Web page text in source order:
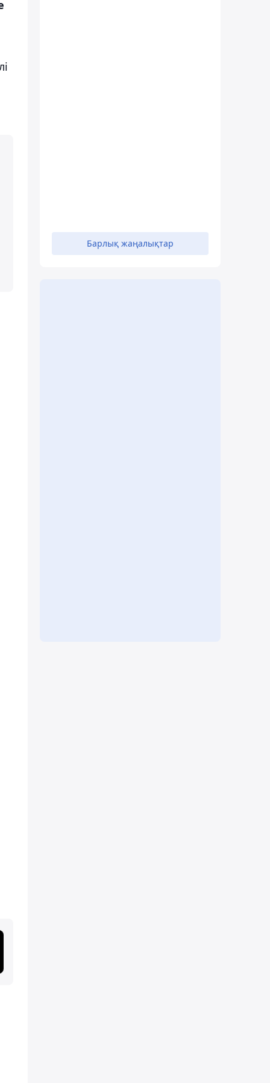
Барлық жаңалықтар